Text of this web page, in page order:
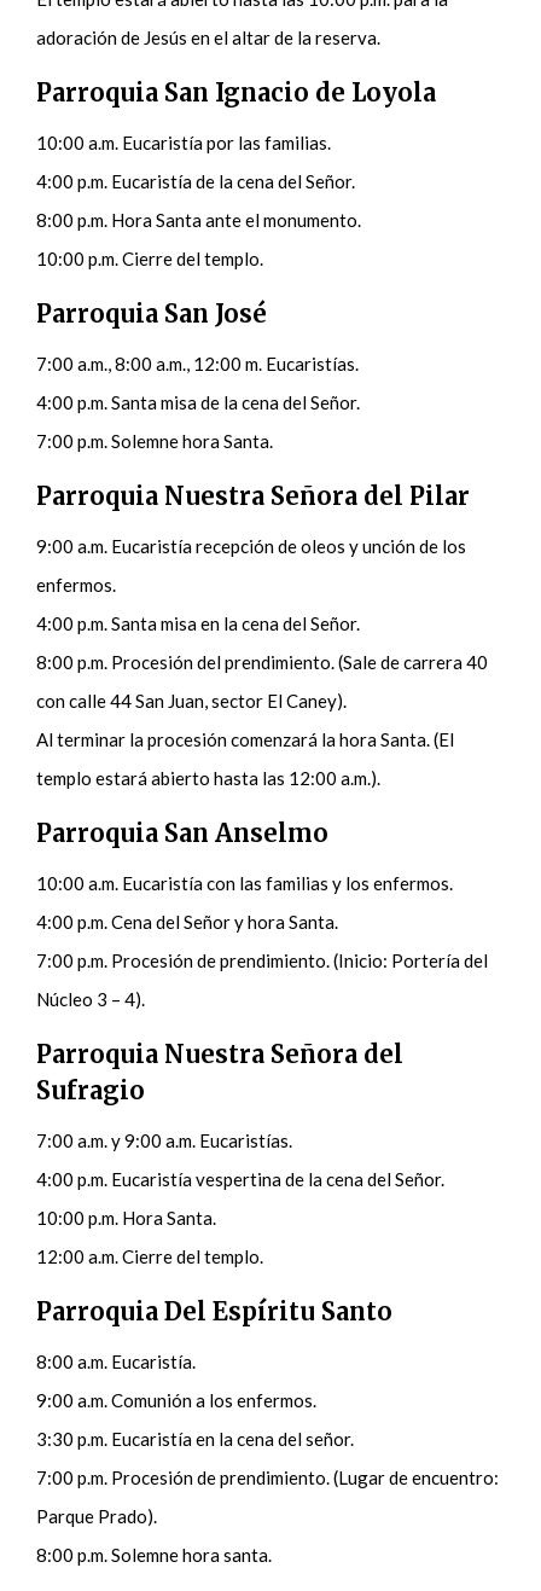
adoración de Jesús en el altar de la reserva.
Parroquia San Ignacio de Loyola
10:00 a.m. Eucaristía por las familias.
4:00 p.m. Eucaristía de la cena del Señor.
8:00 p.m. Hora Santa ante el monumento.
10:00 p.m. Cierre del templo.
Parroquia San José
7:00 a.m., 8:00 a.m., 12:00 m. Eucaristías.
4:00 p.m. Santa misa de la cena del Señor.
7:00 p.m. Solemne hora Santa.
Parroquia Nuestra Señora del Pilar
9:00 a.m. Eucaristía recepción de oleos y unción de los
enfermos.
4:00 p.m. Santa misa en la cena del Señor.
8:00 p.m. Procesión del prendimiento. (Sale de carrera 40
con calle 44 San Juan, sector El Caney).
Al terminar la procesión comenzará la hora Santa. (El
templo estará abierto hasta las 12:00 a.m.).
Parroquia San Anselmo
10:00 a.m. Eucaristía con las familias y los enfermos.
4:00 p.m. Cena del Señor y hora Santa.
7:00 p.m. Procesión de prendimiento. (Inicio: Portería del
Núcleo 3 – 4).
Parroquia Nuestra Señora del
Sufragio
7:00 a.m. y 9:00 a.m. Eucaristías.
4:00 p.m. Eucaristía vespertina de la cena del Señor.
10:00 p.m. Hora Santa.
12:00 a.m. Cierre del templo.
Parroquia Del Espíritu Santo
8:00 a.m. Eucaristía.
9:00 a.m. Comunión a los enfermos.
3:30 p.m. Eucaristía en la cena del señor.
7:00 p.m. Procesión de prendimiento. (Lugar de encuentro:
Parque Prado).
8:00 p.m. Solemne hora santa.